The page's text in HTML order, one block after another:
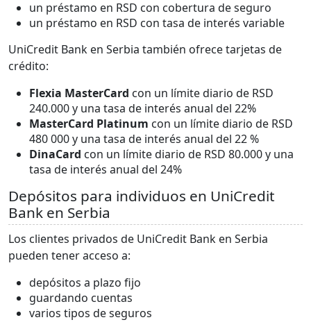
un préstamo en RSD con cobertura de seguro
un préstamo en RSD con tasa de interés variable
UniCredit Bank en Serbia también ofrece tarjetas de
crédito:
Flexia MasterCard con un límite diario de RSD
240.000 y una tasa de interés anual del 22%
MasterCard Platinum con un límite diario de RSD
480 000 y una tasa de interés anual del 22 %
DinaCard con un límite diario de RSD 80.000 y una
tasa de interés anual del 24%
Depósitos para individuos en UniCredit
Bank en Serbia
Los clientes privados de UniCredit Bank en Serbia
pueden tener acceso a:
depósitos a plazo fijo
guardando cuentas
varios tipos de seguros